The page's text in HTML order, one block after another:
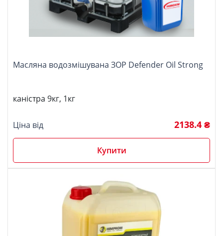
Масляна водозмішувана ЗОР Defender Oil Strong
каністра 9кг, 1кг
Ціна від 2138.4 ₴
Купити